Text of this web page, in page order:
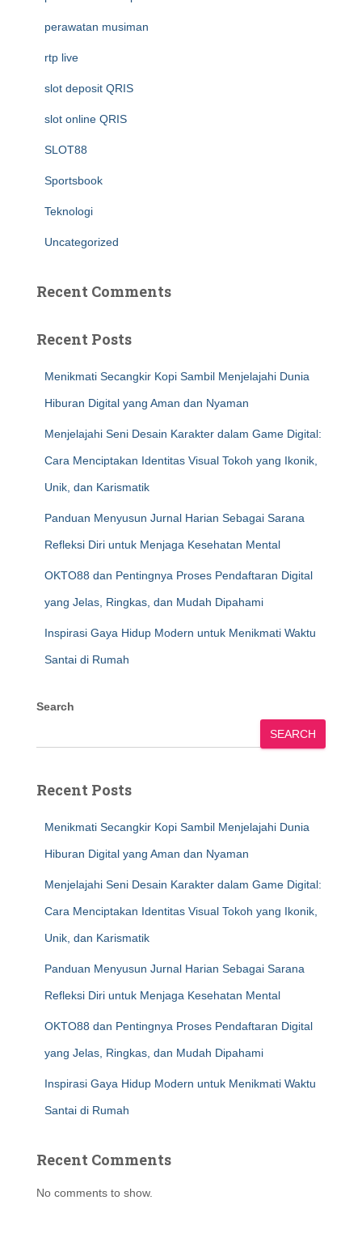
perawatan musiman
rtp live
slot deposit QRIS
slot online QRIS
SLOT88
Sportsbook
Teknologi
Uncategorized
Recent Comments
Recent Posts
Menikmati Secangkir Kopi Sambil Menjelajahi Dunia
Hiburan Digital yang Aman dan Nyaman
Menjelajahi Seni Desain Karakter dalam Game Digital:
Cara Menciptakan Identitas Visual Tokoh yang Ikonik,
Unik, dan Karismatik
Panduan Menyusun Jurnal Harian Sebagai Sarana
Refleksi Diri untuk Menjaga Kesehatan Mental
OKTO88 dan Pentingnya Proses Pendaftaran Digital
yang Jelas, Ringkas, dan Mudah Dipahami
Inspirasi Gaya Hidup Modern untuk Menikmati Waktu
Santai di Rumah
Search
SEARCH
Recent Posts
Menikmati Secangkir Kopi Sambil Menjelajahi Dunia
Hiburan Digital yang Aman dan Nyaman
Menjelajahi Seni Desain Karakter dalam Game Digital:
Cara Menciptakan Identitas Visual Tokoh yang Ikonik,
Unik, dan Karismatik
Panduan Menyusun Jurnal Harian Sebagai Sarana
Refleksi Diri untuk Menjaga Kesehatan Mental
OKTO88 dan Pentingnya Proses Pendaftaran Digital
yang Jelas, Ringkas, dan Mudah Dipahami
Inspirasi Gaya Hidup Modern untuk Menikmati Waktu
Santai di Rumah
Recent Comments
No comments to show.